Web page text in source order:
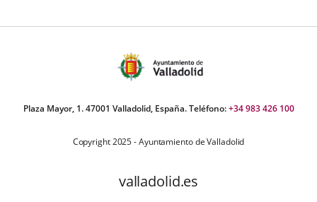
Plaza Mayor, 1. 47001 Valladolid, España. Teléfono:+34 983 426 100
Copyright 2025 - Ayuntamiento de Valladolid
valladolid.es